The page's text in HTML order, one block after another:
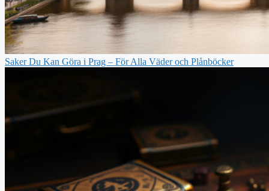
Saker Du Kan Göra i Prag – För Alla Väder och Plånböcker